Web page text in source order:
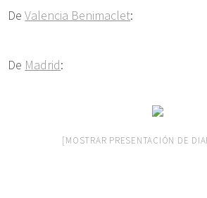
DeValencia Benimaclet:
De Madrid:
[MOSTRAR PRESENTACIÓN DE